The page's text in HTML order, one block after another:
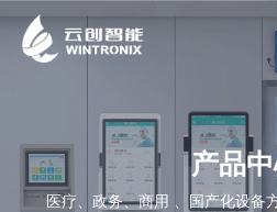
产品
医疗、政务、商用 、国产化设备